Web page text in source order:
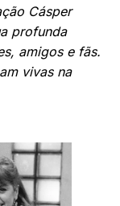
Cásper
profunda
amigos e fãs.
vivas na